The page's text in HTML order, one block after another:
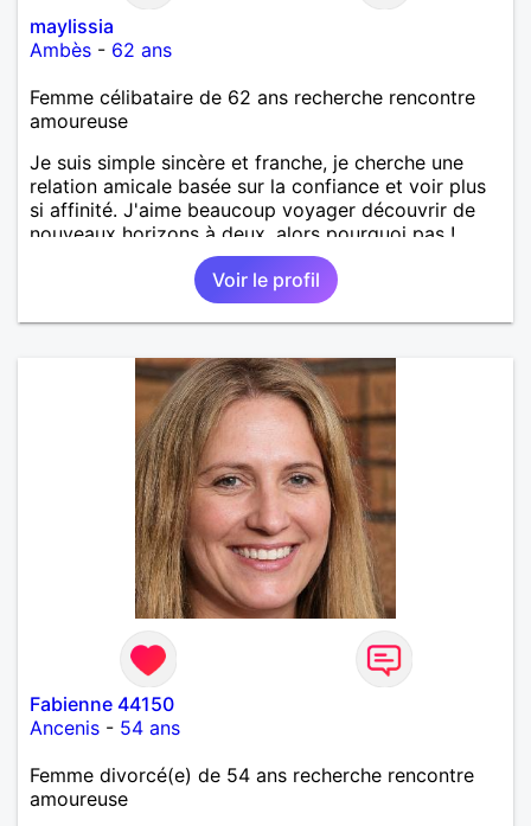
maylissia
Ambès - 62 ans
Femme célibataire de 62 ans recherche rencontre
amoureuse
Je suis simple sincère et franche, je cherche une
relation amicale basée sur la confiance et voir plus
si affinité. J'aime beaucoup voyager découvrir de
nouveaux horizons à deux, alors pourquoi pas !
Voir le profil
Fabienne 44150
Ancenis - 54 ans
Femme divorcé(e) de 54 ans recherche rencontre
amoureuse